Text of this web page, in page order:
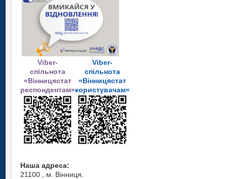
Viber-
спільнота
«Вінницястат
респондентам»
Viber-
спільнота
«Вінницястат
користувачам»
Наша адреса:
21100 , м. Вінниця,